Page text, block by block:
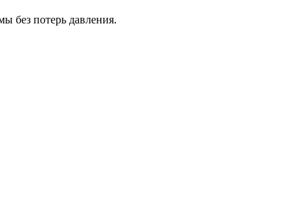
без потерь давления.